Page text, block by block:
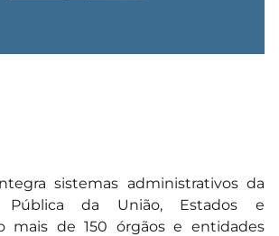
sistemas administrativos da
Pública da União, Estados e
mais de 150 órgãos e entidades